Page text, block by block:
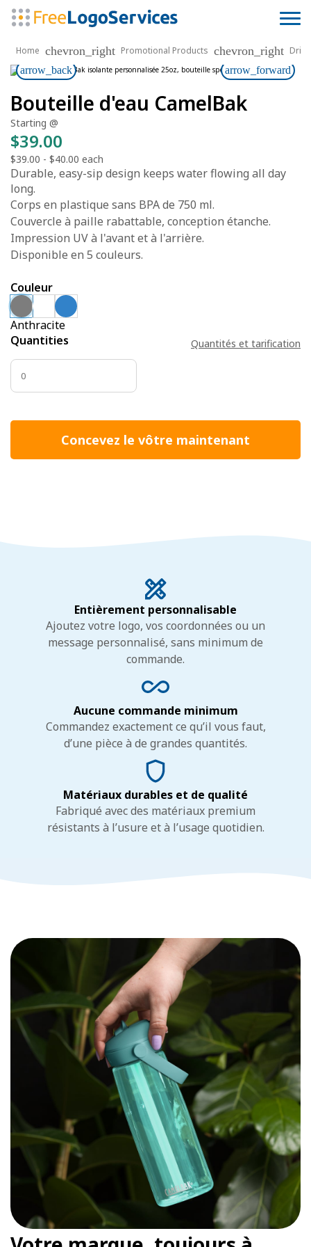
Home chevron_right Promotional Products chevron_right
arrow_back
arrow_forward
Bouteille d'eau CamelBak
Starting @
$39.00
$39.00 - $40.00 each
Durable, easy-sip design keeps water flowing all day
long.
Corps en plastique sans BPA de 750 ml.
Couvercle à paille rabattable, conception étanche.
Impression UV à l'avant et à l'arrière.
Disponible en 5 couleurs.
Couleur
Anthracite
Quantities
Quantités et tarification
Concevez le vôtre maintenant
Entièrement personnalisable
Ajoutez votre logo, vos coordonnées ou un
message personnalisé, sans minimum de
commande.
Aucune commande minimum
Commandez exactement ce qu’il vous faut,
d’une pièce à de grandes quantités.
Matériaux durables et de qualité
Fabriqué avec des matériaux premium
résistants à l’usure et à l’usage quotidien.